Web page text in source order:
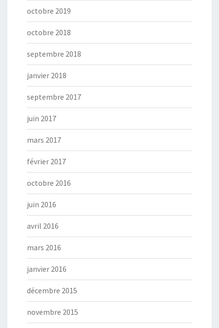
octobre 2019
octobre 2018
septembre 2018
janvier 2018
septembre 2017
juin 2017
mars 2017
février 2017
octobre 2016
juin 2016
avril 2016
mars 2016
janvier 2016
décembre 2015
novembre 2015